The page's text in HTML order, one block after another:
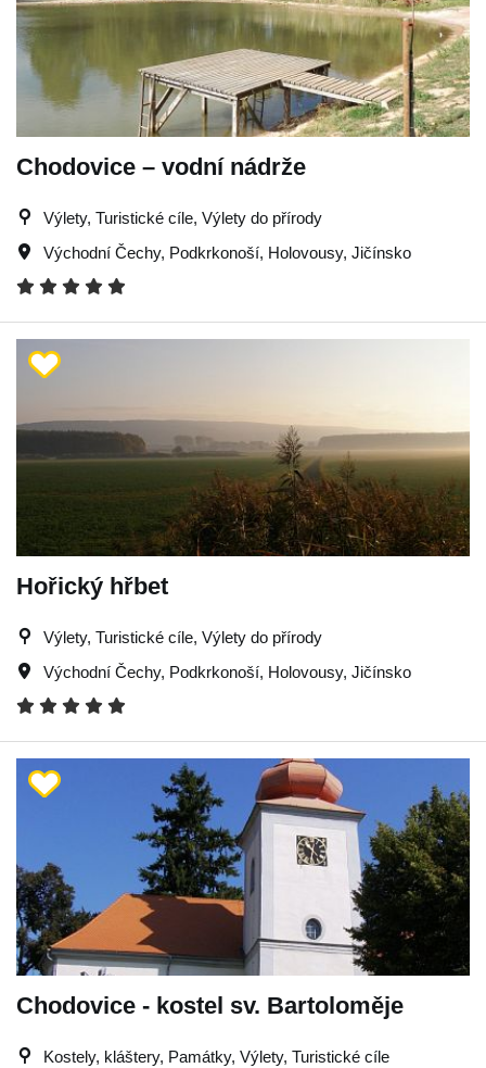
Chodovice – vodní nádrže
Výlety, Turistické cíle, Výlety do přírody
Východní Čechy, Podkrkonoší, Holovousy, Jičínsko
Hořický hřbet
Výlety, Turistické cíle, Výlety do přírody
Východní Čechy, Podkrkonoší, Holovousy, Jičínsko
Chodovice - kostel sv. Bartoloměje
Kostely, kláštery, Památky, Výlety, Turistické cíle